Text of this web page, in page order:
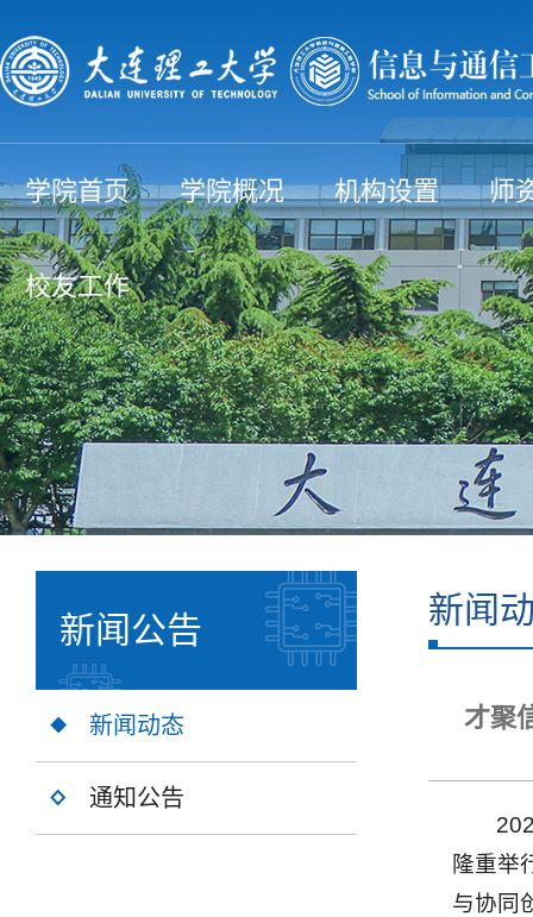
学院首页 学院概况 机构设置 师
校友工作
新闻公告
新闻动态
通知公告
新闻
才聚
隆重举
与协同